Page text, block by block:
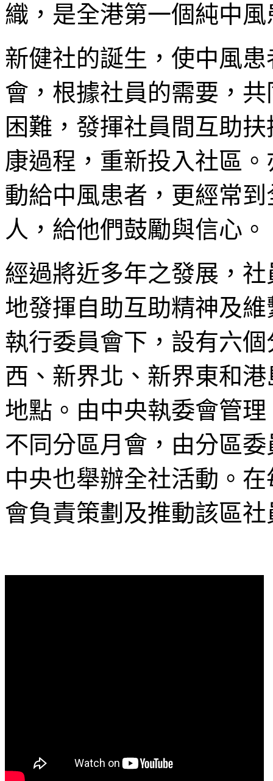
織，是全港第一個純中
新健社的誕生，使中風
會，根據社員的需要，
困難，發揮社員間互助
康過程，重新投入社區
動給中風患者，更經常
人，給他們鼓勵與信心。
經過將近多年之發展，
地發揮自助互助精神及
執行委員會下，設有六
西、新界北、新界東和
地點。由中央執委會管
不同分區月會，由分區
中央也舉辦全社活動。
會負責策劃及推動該區